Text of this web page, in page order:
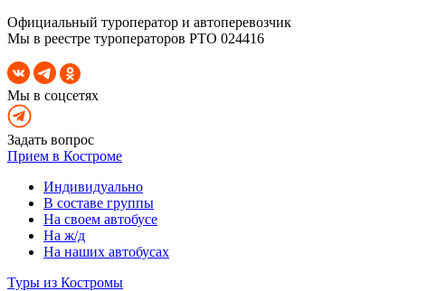
Официальный туроператор и автоперевозчик
Мы в реестре туроператоров РТО 024416
Мы в соцсетях
Задать вопрос
Прием в Костроме
Индивидуально
В составе группы
На своем автобусе
На ж/д
На наших автобусах
Туры из Костромы